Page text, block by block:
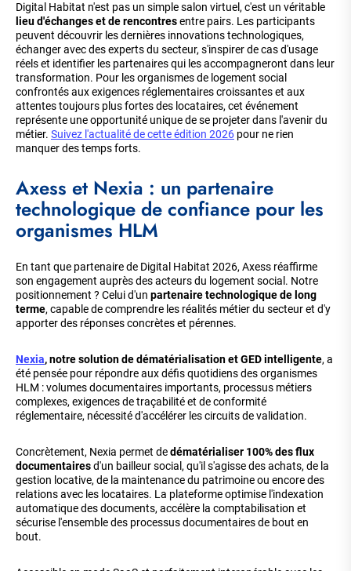
Digital Habitat n'est pas un simple salon virtuel, c'est un véritable
lieu d'échanges et de rencontresentre pairs. Les participants
peuvent découvrir les dernières innovations technologiques,
échanger avec des experts du secteur, s'inspirer de cas d'usage
réels et identifier les partenaires qui les accompagneront dans leur
transformation. Pour les organismes de logement social
confrontés aux exigences réglementaires croissantes et aux
attentes toujours plus fortes des locataires, cet événement
représente une opportunité unique de se projeter dans l'avenir du
métier. Suivez l'actualité de cette édition 2026 pour ne rien
manquer des temps forts.
Axess et Nexia : un partenaire
technologique de confiance pour les
organismes HLM
En tant que partenaire de Digital Habitat 2026, Axess réaffirme
son engagement auprès des acteurs du logement social. Notre
positionnement ? Celui d'un partenaire technologique de long
terme, capable de comprendre les réalités métier du secteur et d'y
apporter des réponses concrètes et pérennes.
Nexia, notre solution de dématérialisation et GED intelligente, a
été pensée pour répondre aux défis quotidiens des organismes
HLM : volumes documentaires importants, processus métiers
complexes, exigences de traçabilité et de conformité
réglementaire, nécessité d'accélérer les circuits de validation.
Concrètement, Nexia permet dedématérialiser 100% des flux
documentairesd'un bailleur social, qu'il s'agisse des achats, de la
gestion locative, de la maintenance du patrimoine ou encore des
relations avec les locataires. La plateforme optimise l'indexation
automatique des documents, accélère la comptabilisation et
sécurise l'ensemble des processus documentaires de bout en
bout.